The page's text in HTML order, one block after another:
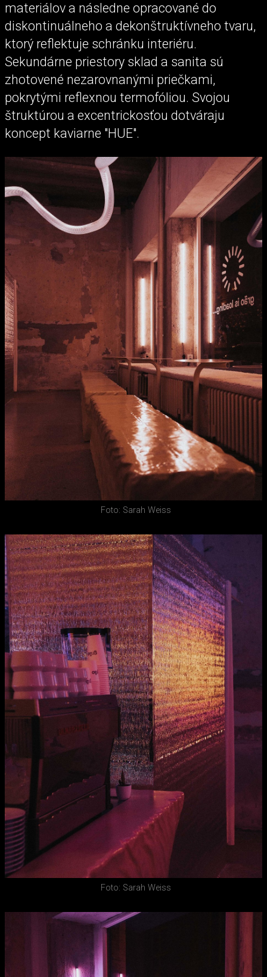
materiálov a následne opracované do
diskontinuálneho a dekonštruktívneho tvaru,
ktorý reflektuje schránku interiéru.
Sekundárne priestory sklad a sanita sú
zhotovené nezarovnanými priečkami,
pokrytými reflexnou termofóliou. Svojou
štruktúrou a excentrickosťou dotváraju
koncept kaviarne "HUE".
Foto: Sarah Weiss
Foto: Sarah Weiss